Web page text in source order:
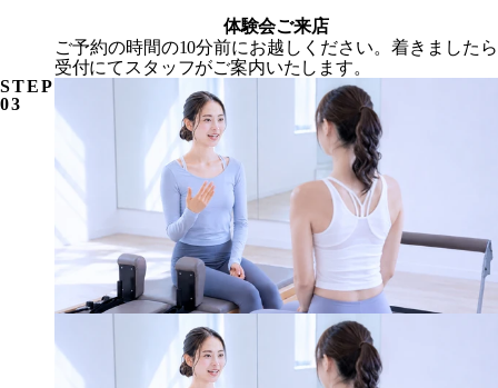
体験会ご来店
ご予約の時間の10分前にお越しください。着きましたら
受付にてスタッフがご案内いたします。
STEP
03